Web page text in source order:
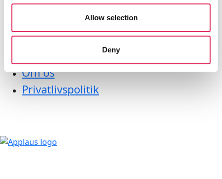
Allow selection
Deny
Nyhedsbrev
Om os
Privatlivspolitik